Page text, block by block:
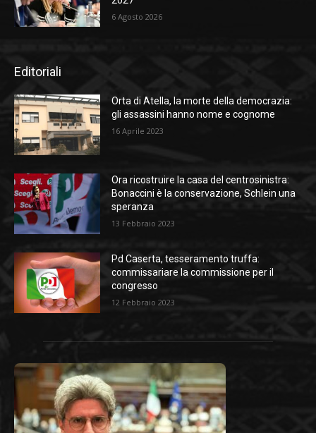
6 Agosto 2026
Editoriali
Orta di Atella, la morte della democrazia:
gli assassini hanno nome e cognome
16 Aprile 2023
Ora ricostruire la casa del centrosinistra:
Bonaccini è la conservazione, Schlein una
speranza
13 Febbraio 2023
Pd Caserta, tesseramento truffa:
commissariare la commissione per il
congresso
12 Febbraio 2023